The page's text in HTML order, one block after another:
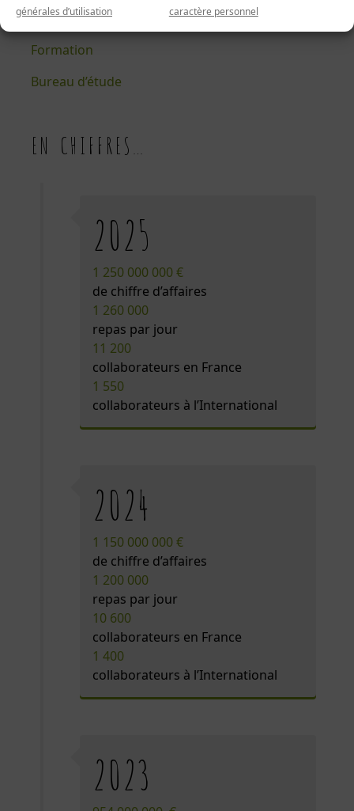
générales d’utilisation
caractère personnel
Diététique et nutrition
Formation
Bureau d’étude
EN CHIFFRES…
2025
1 250 000 000 €
de chiffre d’affaires
1 260 000
repas par jour
11 200
collaborateurs en France
1 550
collaborateurs à l’International
2024
1 150 000 000 €
de chiffre d’affaires
1 200 000
repas par jour
10 600
collaborateurs en France
1 400
collaborateurs à l’International
2023